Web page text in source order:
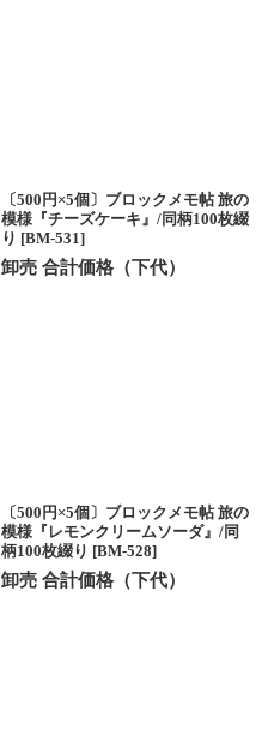
〔500円×5個〕ブロックメモ帖 旅の
模様『チーズケーキ』/同柄100枚綴
り [BM-531]
卸売 合計価格（下代）
〔500円×5個〕ブロックメモ帖 旅の
模様『レモンクリームソーダ』/同
柄100枚綴り [BM-528]
卸売 合計価格（下代）